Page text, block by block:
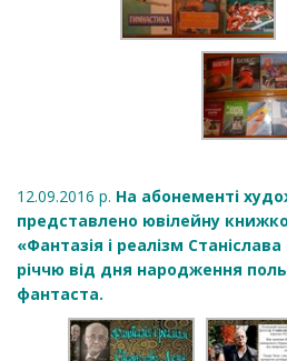
12.09.2016 р. На абонементі
представлено ювілейну
«Фантазія і реалізм
річчю від дня народження
фантаста.